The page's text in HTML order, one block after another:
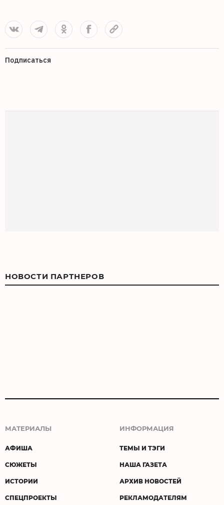
Подписаться
НОВОСТИ ПАРТНЕРОВ
МАТЕРИАЛЫ
АФИША
СЮЖЕТЫ
ИСТОРИИ
СПЕЦПРОЕКТЫ
ИНФОРМАЦИЯ
ТЕМЫ И ТЭГИ
НАША ГАЗЕТА
АРХИВ НОВОСТЕЙ
РЕКЛАМОДАТЕЛЯМ